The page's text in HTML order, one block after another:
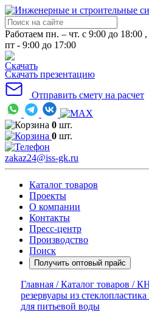
Работаем пн. – чт. с 9:00 до 18:00 ,
пт - 9:00 до 17:00
Скачать презентацию
Отправить смету на расчет
0 шт.
0 шт.
zakaz24@iss-gk.ru
Каталог товаров
Проекты
О компании
Контакты
Пресс-центр
Производство
Поиск
Получить оптовый прайс
Главная /Каталог товаров /
резервуары из стеклопластика
для питьевой воды